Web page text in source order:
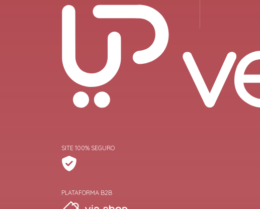
SITE 100% SEGURO
PLATAFORMA B2B